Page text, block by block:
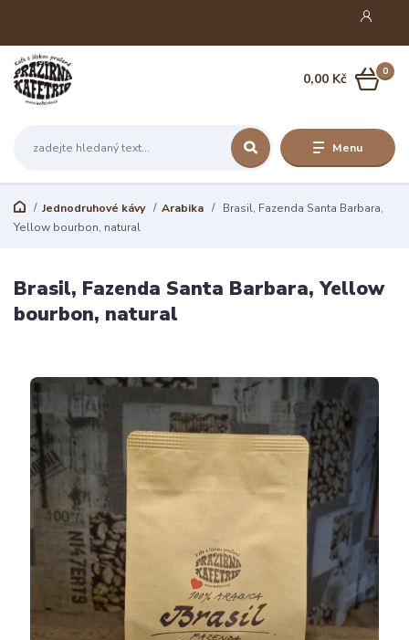
Menu
0
0,00 Kč
Jednodruhové kávy Arabika
Brasil, Fazenda Santa Barbara,
Yellow bourbon, natural
Brasil, Fazenda Santa Barbara, Yellow
bourbon, natural